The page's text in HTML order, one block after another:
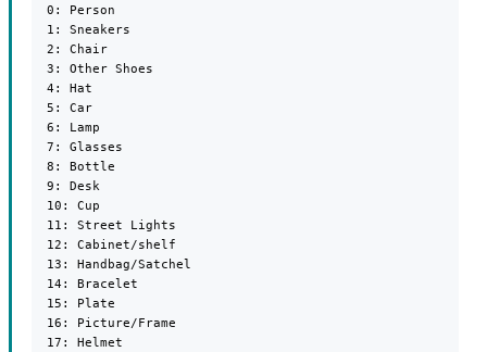
  0: Person
  1: Sneakers
  2: Chair
  3: Other Shoes
  4: Hat
  5: Car
  6: Lamp
  7: Glasses
  8: Bottle
  9: Desk
  10: Cup
  11: Street Lights
  12: Cabinet/shelf
  13: Handbag/Satchel
  14: Bracelet
  15: Plate
  16: Picture/Frame
  17: Helmet